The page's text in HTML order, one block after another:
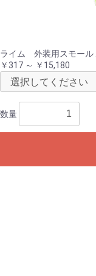
ライム 外装用スモール
￥317 ～ ￥15,180
数量